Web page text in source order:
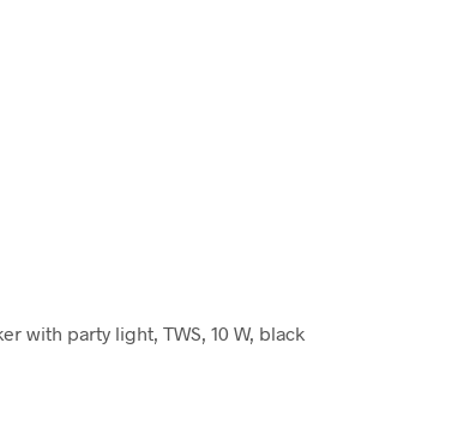
with party light, TWS, 10 W, black